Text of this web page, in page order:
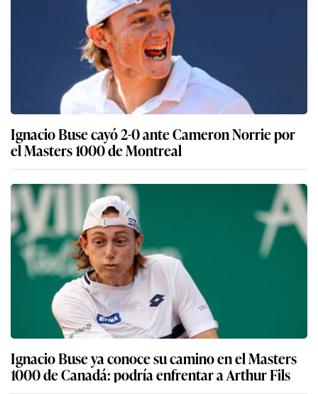
Ignacio Buse cayó 2-0 ante Cameron Norrie por
el Masters 1000 de Montreal
Ignacio Buse ya conoce su camino en el Masters
1000 de Canadá: podría enfrentar a Arthur Fils